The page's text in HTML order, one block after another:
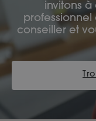
invitons
professionnel
conseiller et